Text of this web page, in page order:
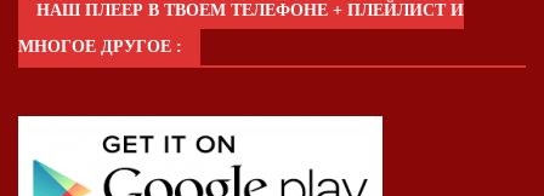
НАШ ПЛЕЕР В ТВОЕМ ТЕЛЕФОНЕ + ПЛЕЙЛИСТ И
МНОГОЕ ДРУГОЕ :